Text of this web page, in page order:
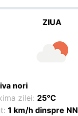
ZIUA
nori
zilei: 25°C
1 km/h dinspre